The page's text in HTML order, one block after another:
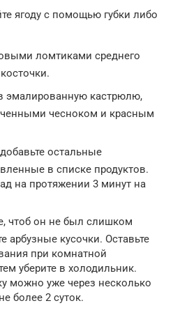
ягоду с помощью губки либо
ломтиками среднего
эмалированную кастрюлю,
чесноком и красным
остальные
в списке продуктов.
на протяжении 3 минут на
чтоб он не был слишком
арбузные кусочки. Оставьте
при комнатной
уберите в холодильник.
можно уже через несколько
более 2 суток.